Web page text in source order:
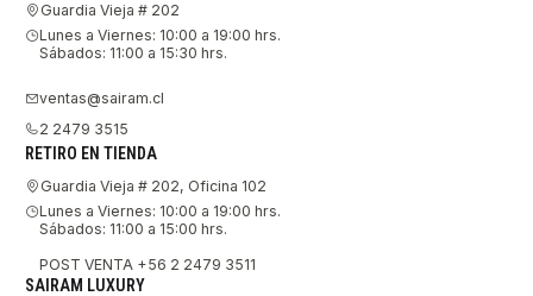
Guardia Vieja # 202
Lunes a Viernes: 10:00 a 19:00 hrs.
Sábados: 11:00 a 15:30 hrs.
ventas@sairam.cl
2 2479 3515
RETIRO EN TIENDA
Guardia Vieja # 202, Oficina 102
Lunes a Viernes: 10:00 a 19:00 hrs.
Sábados: 11:00 a 15:00 hrs.
POST VENTA +56 2 2479 3511
SAIRAM LUXURY